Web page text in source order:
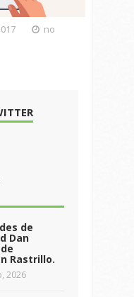
no
de
Dan
Rastrillo.
2026